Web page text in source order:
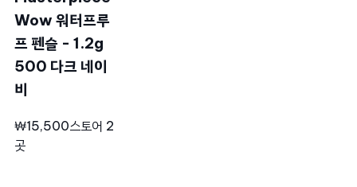
Wow 워터프루
프 펜슬 - 1.2g
500 다크 네이
비
₩15,500스토어 2
곳